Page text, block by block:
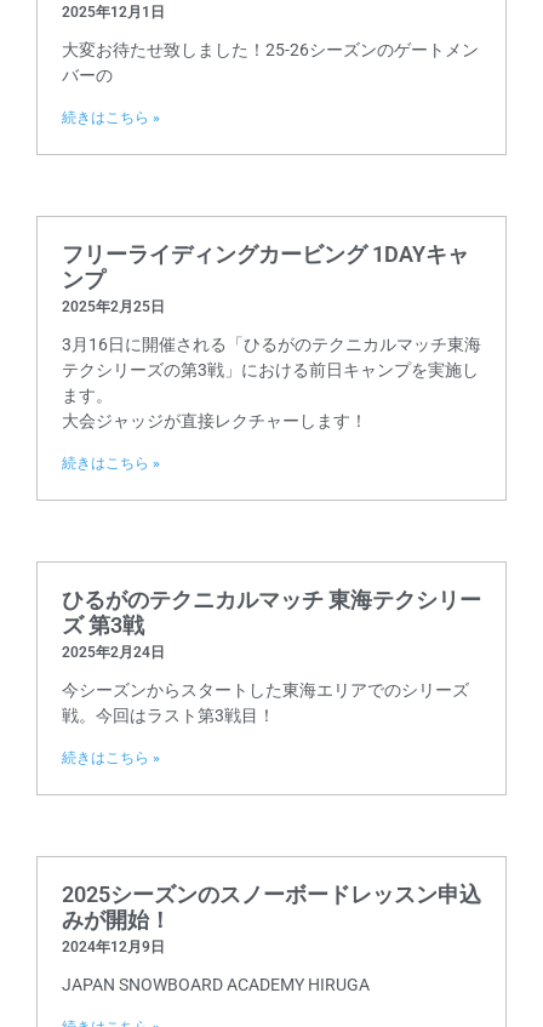
2025年12月1日
大変お待たせ致しました！25-26シーズンのゲートメン
バーの
続きはこちら »
フリーライディングカービング 1DAYキャ
ンプ
2025年2月25日
3月16日に開催される「ひるがのテクニカルマッチ東海
テクシリーズの第3戦」における前日キャンプを実施し
ます。
大会ジャッジが直接レクチャーします！
続きはこちら »
ひるがのテクニカルマッチ 東海テクシリー
ズ 第3戦
2025年2月24日
今シーズンからスタートした東海エリアでのシリーズ
戦。今回はラスト第3戦目！
続きはこちら »
2025シーズンのスノーボードレッスン申込
みが開始！
2024年12月9日
JAPAN SNOWBOARD ACADEMY HIRUGA